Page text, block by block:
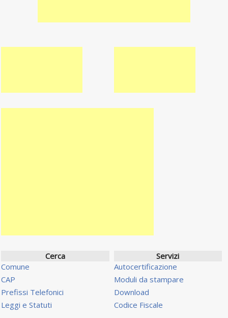
Cerca
Comune
CAP
Prefissi Telefonici
Leggi e Statuti
Servizi
Autocertificazione
Moduli da stampare
Download
Codice Fiscale